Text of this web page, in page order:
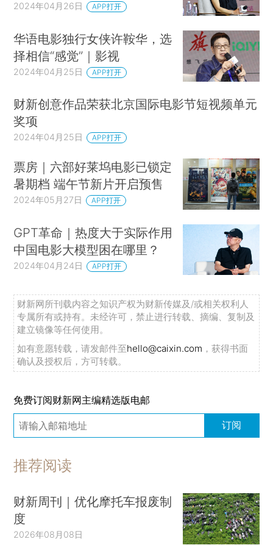
2024年04月26日 APP打开
华语电影独行女侠许鞍华，选
择相信“感觉”｜影视
2024年04月25日 APP打开
财新创意作品荣获北京国际电影节短视频单元
奖项
2024年04月25日 APP打开
票房｜六部好莱坞电影已锁定
暑期档 端午节新片开启预售
2024年05月27日 APP打开
GPT革命｜热度大于实际作用
中国电影大模型困在哪里？
2024年04月24日 APP打开
财新网所刊载内容之知识产权为财新传媒及/或相关权利人
专属所有或持有。未经许可，禁止进行转载、摘编、复制及
建立镜像等任何使用。
如有意愿转载，请发邮件至hello@caixin.com ，获得书面
确认及授权后，方可转载。
免费订阅财新网主编精选版电邮
订阅
推荐阅读
财新周刊｜优化摩托车报废制
度
2026年08月08日